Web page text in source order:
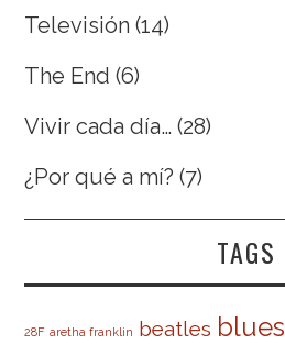
Televisión (14)
The End (6)
Vivir cada día… (28)
¿Por qué a mí? (7)
TAGS
28F aretha franklin beatles blues